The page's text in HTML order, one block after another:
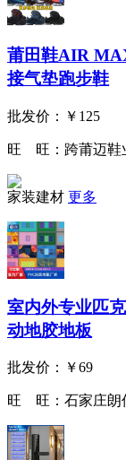
莆田鞋AIR
接气垫跑步鞋
批发价： ￥125
旺 旺： 跨莆迈鞋
家装建材 更多
室内外专业匹
动地胶地板
批发价： ￥69
旺 旺： 石家庄朗